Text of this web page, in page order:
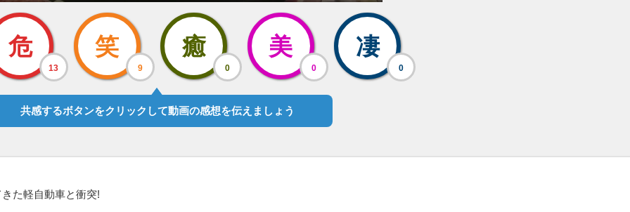
危
13
笑
9
癒
0
美
0
凄
0
共感するボタンをクリックして動画の感想を伝えましょう
た軽自動車と衝突!